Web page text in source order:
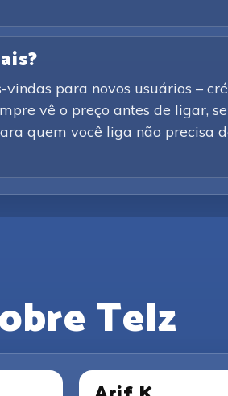
para novos usuários –
vê o preço antes de ligar,
quem você liga não precisa
Telz